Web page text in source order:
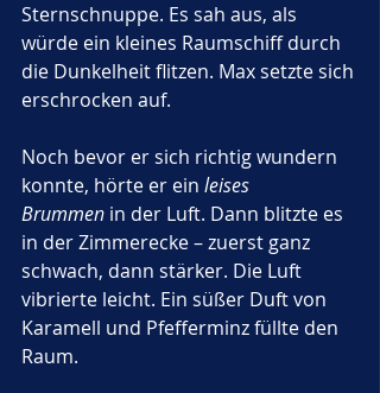
Sternschnuppe. Es sah aus, als
würde ein kleines Raumschiff durch
die Dunkelheit flitzen. Max setzte sich
erschrocken auf.
Noch bevor er sich richtig wundern
konnte, hörte er ein leises
Brummen in der Luft. Dann blitzte es
in der Zimmerecke – zuerst ganz
schwach, dann stärker. Die Luft
vibrierte leicht. Ein süßer Duft von
Karamell und Pfefferminz füllte den
Raum.